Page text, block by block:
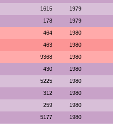
1615 1979
178 1979
464 1980
463 1980
9368 1980
430 1980
5225 1980
312 1980
259 1980
5177 1980